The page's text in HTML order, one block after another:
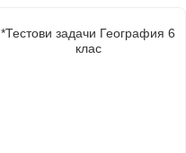
*Тестови задачи География 6
клас